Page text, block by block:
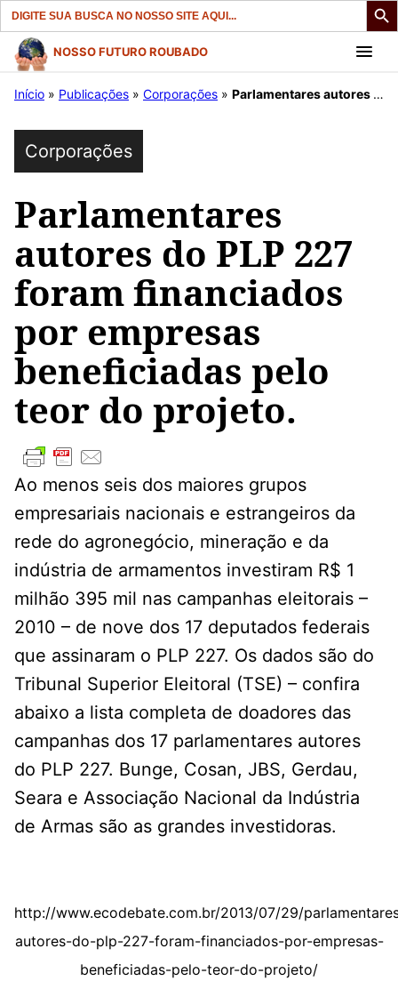
Search
for:
Pular
para
conteúdo
NOSSO FUTURO ROUBADO
Início » Publicações » Corporações » Parlamentares autores do PLP 227 foram financiados por empresas beneficiadas pelo teor do projeto.
Corporações
Parlamentares
autores do PLP 227
foram financiados
por empresas
beneficiadas pelo
teor do projeto.
Ao menos seis dos maiores grupos
empresariais nacionais e estrangeiros da
rede do agronegócio, mineração e da
indústria de armamentos investiram R$ 1
milhão 395 mil nas campanhas eleitorais –
2010 – de nove dos 17 deputados federais
que assinaram o PLP 227. Os dados são do
Tribunal Superior Eleitoral (TSE) – confira
abaixo a lista completa de doadores das
campanhas dos 17 parlamentares autores
do PLP 227. Bunge, Cosan, JBS, Gerdau,
Seara e Associação Nacional da Indústria
de Armas são as grandes investidoras.
http://www.ecodebate.com.br/2013/07/29/
autores-do-plp-227-foram-financiados-por-empresas-
beneficiadas-pelo-teor-do-projeto/